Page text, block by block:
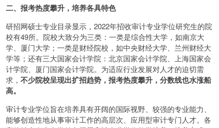
二、报考热度攀升，培养各具特色
研招网硕士专业目录显示，2022年招收审计专业学位研究生的院
校有49所。院校大致分为三类：一类是综合性大学，如南京大
学、厦门大学；一类是财经院校，如中央财经大学、兰州财经大
学等；还有三大国家会计学院：北京国家会计学院、上海国家会
计学院、厦门国家会计学院。为适应行业发展对人才的迫切需
求， 不少院校呈现出扩招趋势，报考热度攀升，分数线也水涨船
高。
审计专业学位旨在培养具有开阔的国际视野、较强的专业能力、
能够创造性地从事审计工作的高层次、应用型审计专门人才。各